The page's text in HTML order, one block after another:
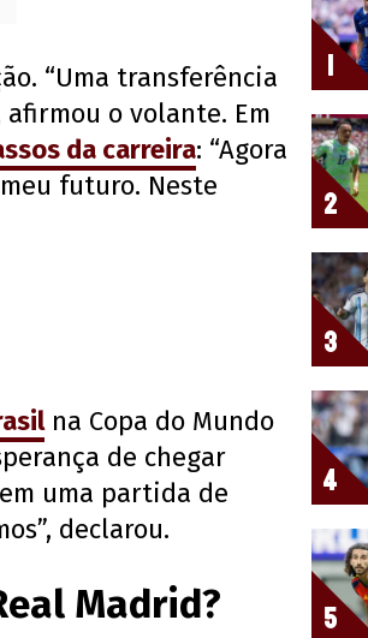
“Uma transferência
afirmou o volante. Em
da carreira: “Agora
futuro. Neste
na Copa do Mundo
de chegar
uma partida de
declarou.
Madrid?
1
2
3
4
5